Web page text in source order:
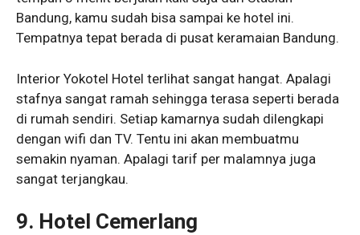
Bandung, kamu sudah bisa sampai ke hotel ini.
Tempatnya tepat berada di pusat keramaian Bandung.
Interior Yokotel Hotel terlihat sangat hangat. Apalagi
stafnya sangat ramah sehingga terasa seperti berada
di rumah sendiri. Setiap kamarnya sudah dilengkapi
dengan wifi dan TV. Tentu ini akan membuatmu
semakin nyaman. Apalagi tarif per malamnya juga
sangat terjangkau.
9. Hotel Cemerlang